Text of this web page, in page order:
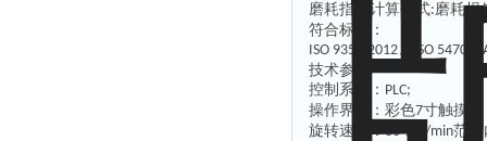
磨耗指数计算公式:磨耗损
符合标准：
ISO 9352-2012、 ISO 5470
技术参数
控制系统： PLC;
操作界面：彩色7寸触摸
旋转速度：30-75r/min范围